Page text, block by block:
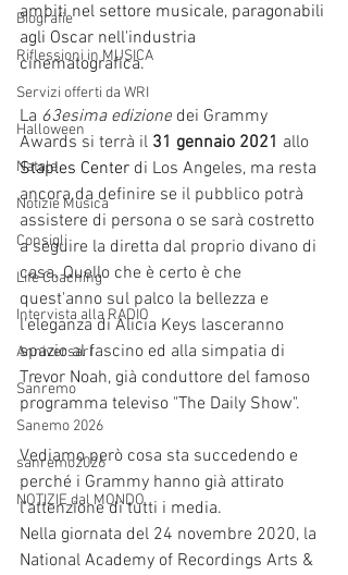
Biografie
Riflessioni in MUSICA
Servizi offerti da WRI
Halloween
Natale
Notizie Musica
Consigli
Life Coaching
Intervista alla RADIO
Anniversari
Sanremo
Sanemo 2026
sanremo2026
NOTIZIE dal MONDO
ambiti nel settore musicale, paragonabili
agli Oscar nell'industria
cinematografica.
La 63esima edizione dei Grammy
Awards si terrà il 31 gennaio 2021 allo
Staples Center di Los Angeles, ma resta
ancora da definire se il pubblico potrà
assistere di persona o se sarà costretto
a seguire la diretta dal proprio divano di
casa. Quello che è certo è che
quest'anno sul palco la bellezza e
l'eleganza di Alicia Keys lasceranno
spazio al fascino ed alla simpatia di
Trevor Noah, già conduttore del famoso
programma televiso "The Daily Show".
Vediamo però cosa sta succedendo e
perché i Grammy hanno già attirato
l'attenzione di tutti i media.
Nella giornata del 24 novembre 2020, la
National Academy of Recordings Arts &